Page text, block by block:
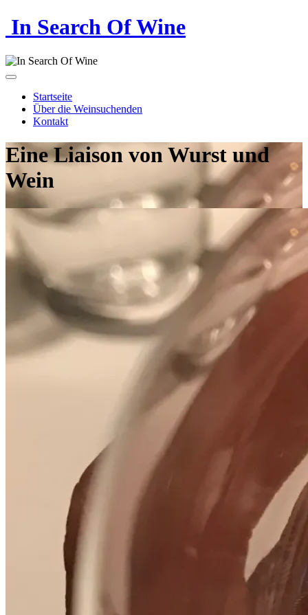
In Search Of Wine
Startseite
Über die Weinsuchenden
Kontakt
Eine Liaison von Wurst und
Wein